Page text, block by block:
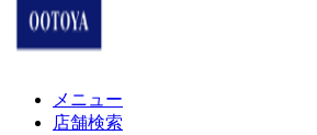
メニュー
店舗検索